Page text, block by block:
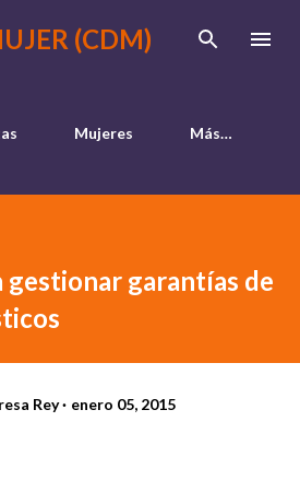
principal
(CDM)
Mujeres Más…
gestionar garantías de
Rey enero 05, 2015